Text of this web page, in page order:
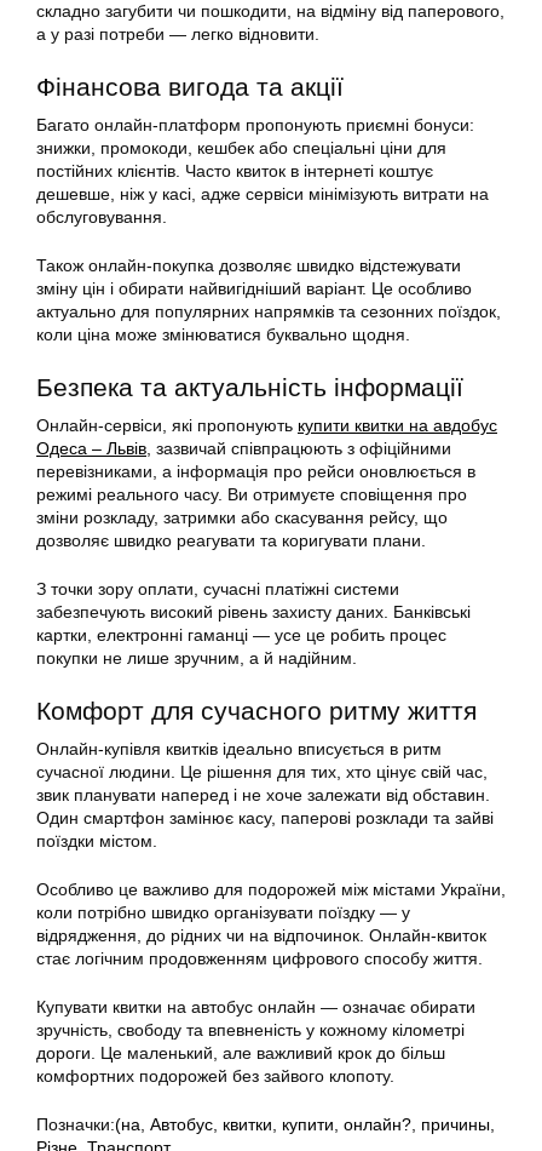
складно загубити чи пошкодити, на відміну від паперового,
а у разі потреби — легко відновити.
Фінансова вигода та акції
Багато онлайн-платформ пропонують приємні бонуси:
знижки, промокоди, кешбек або спеціальні ціни для
постійних клієнтів. Часто квиток в інтернеті коштує
дешевше, ніж у касі, адже сервіси мінімізують витрати на
обслуговування.
Також онлайн-покупка дозволяє швидко відстежувати
зміну цін і обирати найвигідніший варіант. Це особливо
актуально для популярних напрямків та сезонних поїздок,
коли ціна може змінюватися буквально щодня.
Безпека та актуальність інформації
Онлайн-сервіси, які пропонують купити квитки на авдобус
Одеса – Львів , зазвичай співпрацюють з офіційними
перевізниками, а інформація про рейси оновлюється в
режимі реального часу. Ви отримуєте сповіщення про
зміни розкладу, затримки або скасування рейсу, що
дозволяє швидко реагувати та коригувати плани.
З точки зору оплати, сучасні платіжні системи
забезпечують високий рівень захисту даних. Банківські
картки, електронні гаманці — усе це робить процес
покупки не лише зручним, а й надійним.
Комфорт для сучасного ритму життя
Онлайн-купівля квитків ідеально вписується в ритм
сучасної людини. Це рішення для тих, хто цінує свій час,
звик планувати наперед і не хоче залежати від обставин.
Один смартфон замінює касу, паперові розклади та зайві
поїздки містом.
Особливо це важливо для подорожей між містами України,
коли потрібно швидко організувати поїздку — у
відрядження, до рідних чи на відпочинок. Онлайн-квиток
стає логічним продовженням цифрового способу життя.
Купувати квитки на автобус онлайн — означає обирати
зручність, свободу та впевненість у кожному кілометрі
дороги. Це маленький, але важливий крок до більш
комфортних подорожей без зайвого клопоту.
Позначки:(на Автобус квитки купити онлайн? причины